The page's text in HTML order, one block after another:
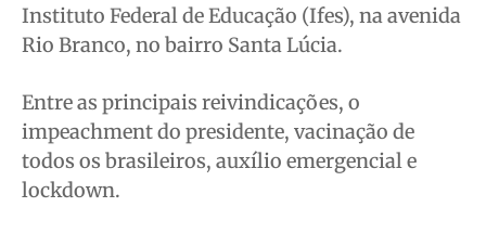
Instituto Federal de Educação (Ifes), na avenida
Rio Branco, no bairro Santa Lúcia.
Entre as principais reivindicações, o
impeachment do presidente, vacinação de
todos os brasileiros, auxílio emergencial e
lockdown.